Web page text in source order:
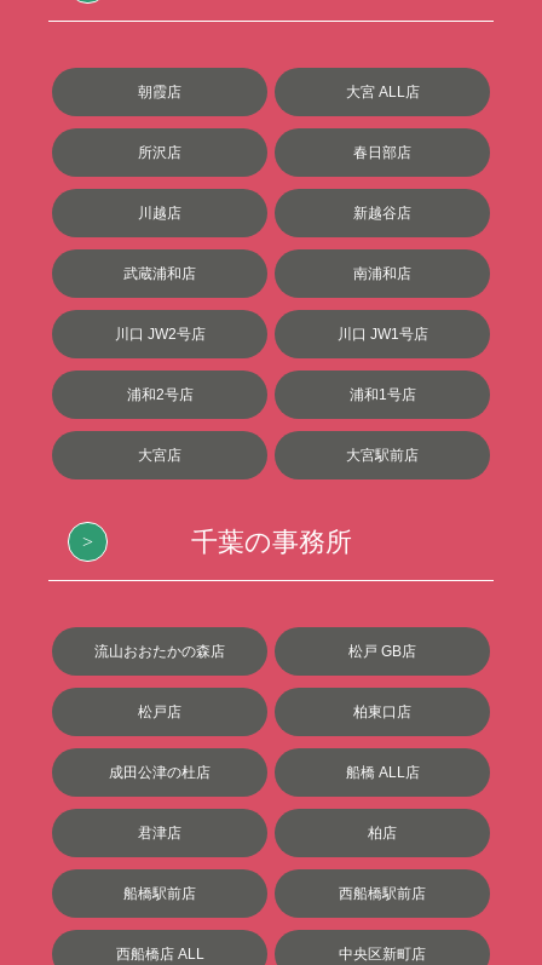
朝霞店 大宮 ALL店
所沢店 春日部店
川越店 新越谷店
武蔵浦和店 南浦和店
川口 JW2号店 川口 JW1号店
浦和2号店 浦和1号店
大宮店 大宮駅前店
千葉の事務所
流山おおたかの森店 松戸 GB店
松戸店 柏東口店
成田公津の杜店 船橋 ALL店
君津店 柏店
船橋駅前店 西船橋駅前店
西船橋店 ALL 中央区新町店